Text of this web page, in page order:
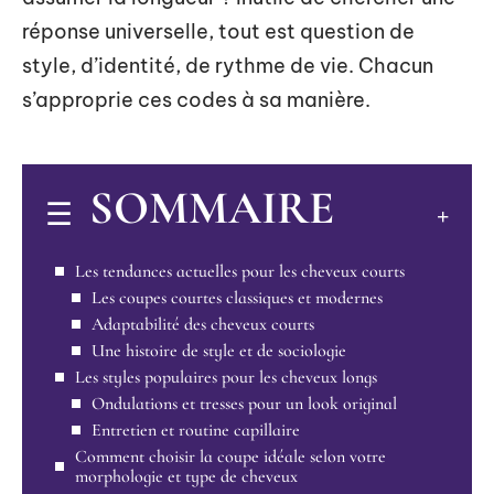
réponse universelle, tout est question de
style, d’identité, de rythme de vie. Chacun
s’approprie ces codes à sa manière.
SOMMAIRE
Les tendances actuelles pour les cheveux courts
Les coupes courtes classiques et modernes
Adaptabilité des cheveux courts
Une histoire de style et de sociologie
Les styles populaires pour les cheveux longs
Ondulations et tresses pour un look original
Entretien et routine capillaire
Comment choisir la coupe idéale selon votre
morphologie et type de cheveux